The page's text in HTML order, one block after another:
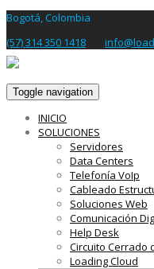
Bogotá, Colombia
(57) 314 350 1418
Toggle navigation
INICIO
SOLUCIONES
Servidores
Data Centers
Telefonía VoIp
Cableado
Soluciones Web
Comunicación
Help Desk
Circuito Cerrado
Loading Cloud